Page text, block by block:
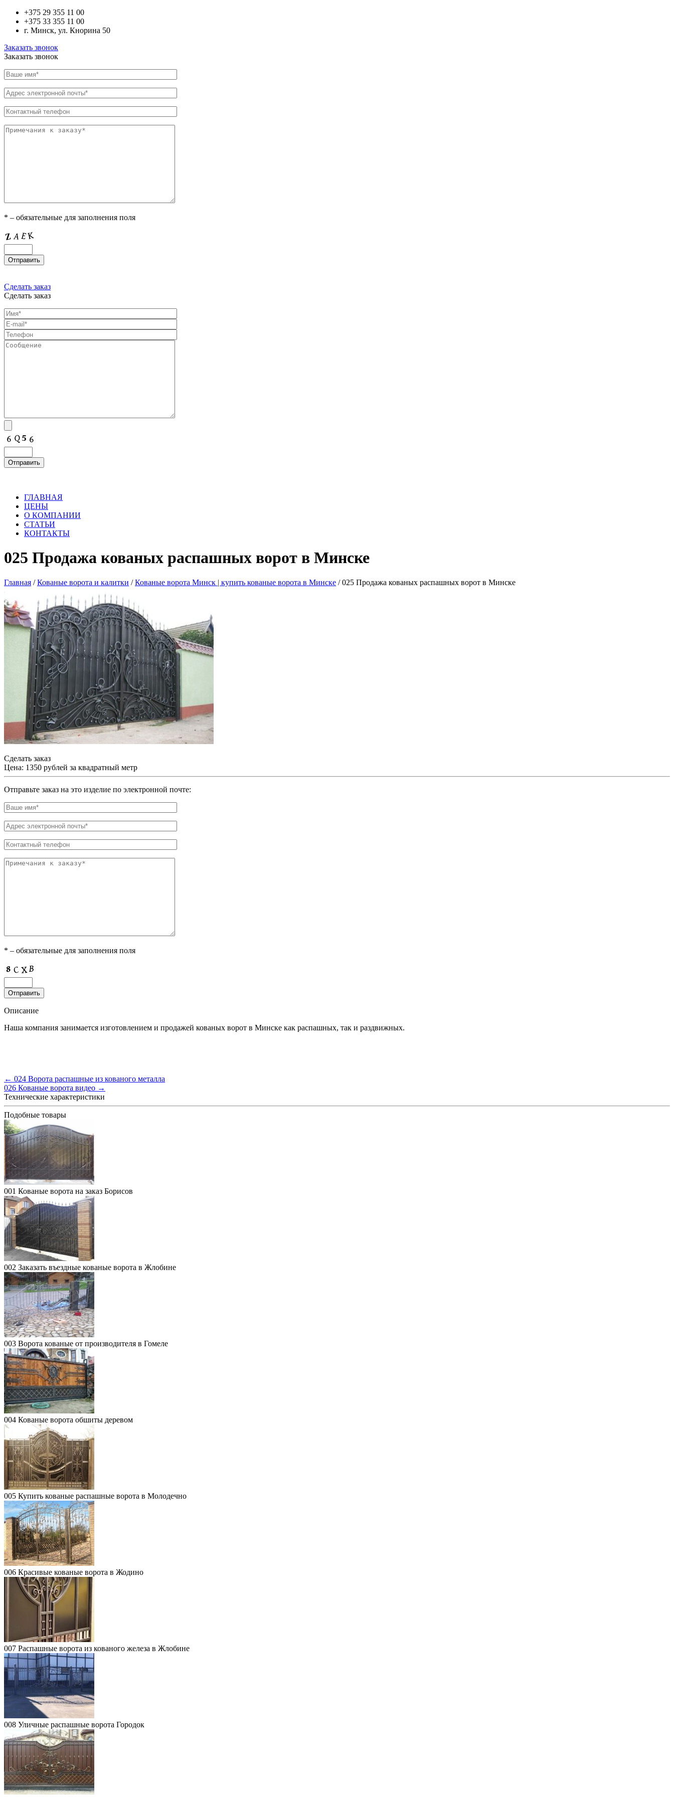
+375 29 355 11 00
+375 33 355 11 00
г. Минск, ул. Кнорина 50
Заказать звонок
Заказать звонок
* – обязательные для заполнения поля
Сделать заказ
Сделать заказ
ГЛАВНАЯ
ЦЕНЫ
О КОМПАНИИ
СТАТЬИ
КОНТАКТЫ
025 Продажа кованых распашных ворот в Минске
Главная /Кованые ворота и калитки /Кованые ворота Минск | купить кованые ворота в Минске /025 Продажа кованых распашных ворот в Минске
Сделать заказ
Цена: 1350 рублей за квадратный метр
Отправьте заказ на это изделие по электронной почте:
* – обязательные для заполнения поля
Описание
Наша компания занимается изготовлением и продажей кованых ворот в Минске как распашных, так и раздвижных.
← 024 Ворота распашные из кованого металла
026 Кованые ворота видео →
Технические характеристики
Подобные товары
001 Кованые ворота на заказ Борисов
002 Заказать въездные кованые ворота в Жлобине
003 Ворота кованые от производителя в Гомеле
004 Кованые ворота обшиты деревом
005 Купить кованые распашные ворота в Молодечно
006 Красивые кованые ворота в Жодино
007 Распашные ворота из кованого железа в Жлобине
008 Уличные распашные ворота Городок